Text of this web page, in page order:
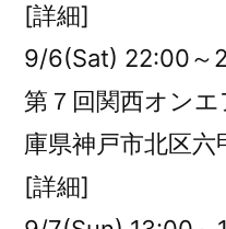
[詳細]
9/6(Sat) 22:00～
第７回関西オン
庫県神戸市北区六
[詳細]